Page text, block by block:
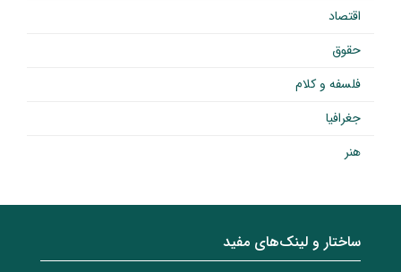
اقتصاد
حقوق
فلسفه و کلام
جغرافیا
هنر
ساختار‌‌ و‌‌ لینک‌های مفید